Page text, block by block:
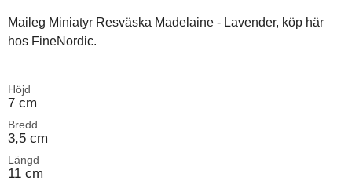
Maileg Miniatyr Resväska Madelaine - Lavender, köp här
hos FineNordic.
Höjd
7 cm
Bredd
3,5 cm
Längd
11 cm